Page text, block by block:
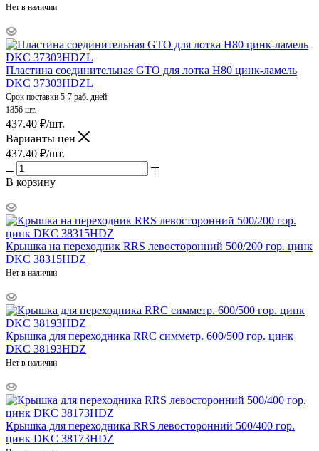
Нет в наличии
Пластина соединительная GTO для лотка H80 цинк-ламель
DKC 37303HDZL
Срок поставки 5-7 раб. дней:
1856 шт.
437.40 ₽/шт.
Варианты цен
437.40 ₽/шт.
В корзину
Крышка на переходник RRS левосторонний 500/200 гор. цинк
DKC 38315HDZ
Нет в наличии
Крышка для переходника RRC симметр. 600/500 гор. цинк
DKC 38193HDZ
Нет в наличии
Крышка для переходника RRS левосторонний 500/400 гор.
цинк DKC 38173HDZ